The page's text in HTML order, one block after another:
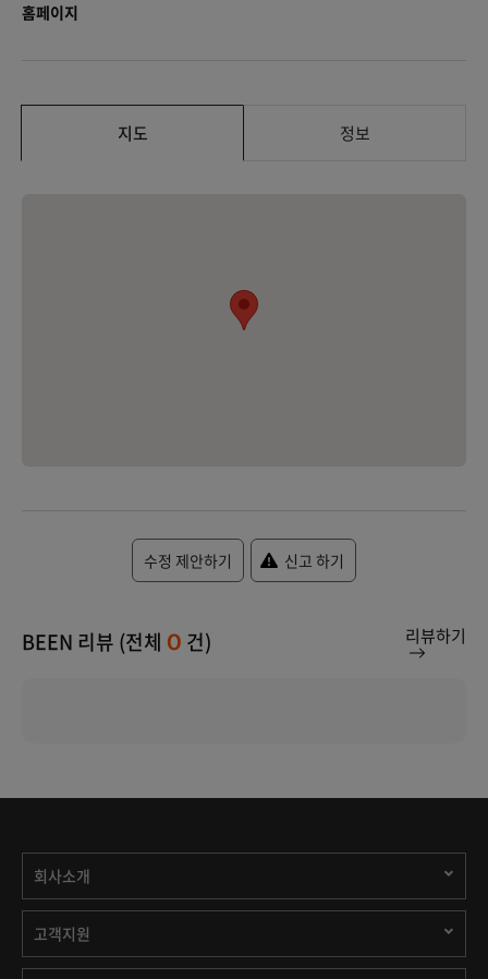
홈페이지
지도 정보
수정 제안하기 신고 하기
BEEN 리뷰 (전체 0 건) 리뷰하기
회사소개
고객지원